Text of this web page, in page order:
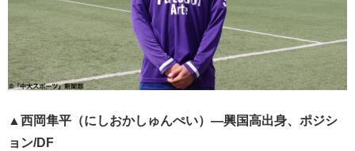
▲西岡隼平（にしおかしゅんぺい）―興国高出身、ポジシ
ョン/DF